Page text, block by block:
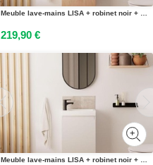
Meuble lave-mains LISA + robinet noir + miroir ovale
219,90 €
Meuble lave-mains LISA + robinet noir + miroir ovale